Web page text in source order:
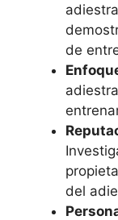
de
del